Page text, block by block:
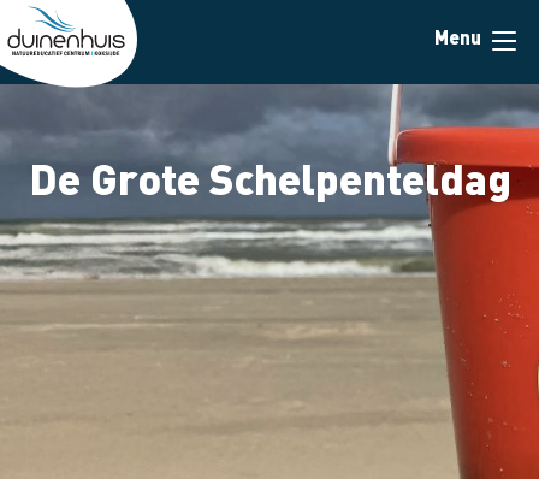
Skip
to
main
Menu
De Grote Schelpenteldag